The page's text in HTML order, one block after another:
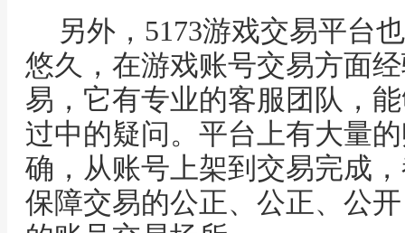
另外，5173游戏交易平台
悠久，在游戏账号交易方面
易，它有专业的客服团队，
过中的疑问。平台上有大量
确，从账号上架到交易完成
保障交易的公正、公正、公